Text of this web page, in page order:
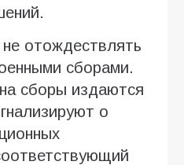
отождествлять
сборами.
сборы издаются
о